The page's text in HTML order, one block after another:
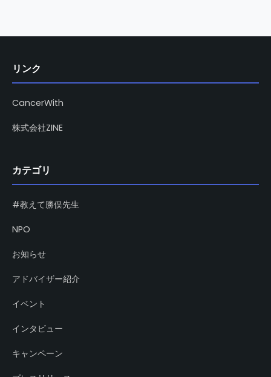
リンク
CancerWith
株式会社ZINE
カテゴリ
#教えて勝俣先生
NPO
お知らせ
アドバイザー紹介
イベント
インタビュー
キャンペーン